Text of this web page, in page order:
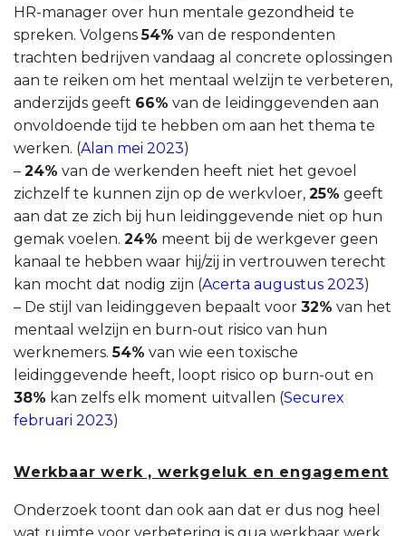
HR-manager over hun mentale gezondheid te
spreken. Volgens54% van de respondenten
trachten bedrijven vandaag al concrete oplossingen
aan te reiken om het mentaal welzijn te verbeteren,
anderzijds geeft 66% van de leidinggevenden aan
onvoldoende tijd te hebben om aan het thema te
werken. (Alan mei 2023)
– 24% van de werkenden heeft niet het gevoel
zichzelf te kunnen zijn op de werkvloer, 25% geeft
aan dat ze zich bij hun leidinggevende niet op hun
gemak voelen. 24% meent bij de werkgever geen
kanaal te hebben waar hij/zij in vertrouwen terecht
kan mocht dat nodig zijn (Acerta augustus 2023)
– De stijl van leidinggeven bepaalt voor 32% van het
mentaal welzijn en burn-out risico van hun
werknemers.54% van wie een toxische
leidinggevende heeft, loopt risico op burn-out en
38% kan zelfs elk moment uitvallen (Securex
februari 2023)
Werkbaar werk , werkgeluk en engagement
Onderzoek toont dan ook aan dat er dus nog heel